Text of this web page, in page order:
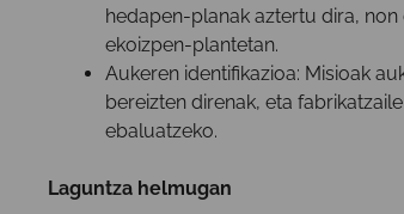
hedapen-planak aztertu dira,
ekoizpen-plantetan.
Aukeren identifikazioa: Misioak
bereizten direnak, eta
ebaluatzeko.
Laguntza helmugan